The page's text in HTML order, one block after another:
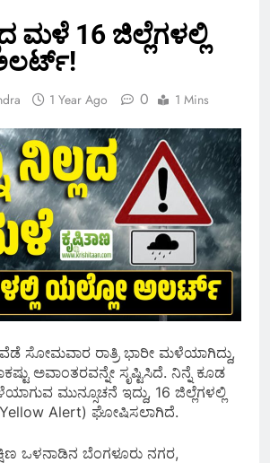
ಮಳೆ 16 ಜಿಲ್ಲೆಗಳಲ್ಲಿ
1 Year Ago 0 1 Mins
ಸೋಮವಾರ ರಾತ್ರಿ ಭಾರೀ ಮಳೆಯಾಗಿದ್ದು,
ಅವಾಂತರವನ್ನೇ ಸೃಷ್ಟಿಸಿದೆ. ನಿನ್ನೆ ಕೂಡ
ಮುನ್ಸೂಚನೆ ಇದ್ದು, 16 ಜಿಲ್ಲೆಗಳಲ್ಲಿ
Alert) ಘೋಷಿಸಲಾಗಿದೆ.
ಒಳನಾಡಿನ ಬೆಂಗಳೂರು ನಗರ,